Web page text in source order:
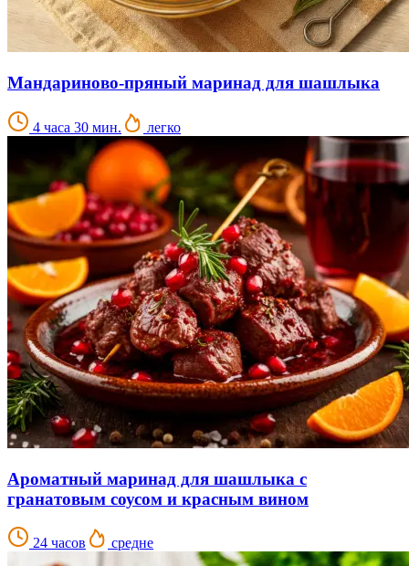
Мандариново-пряный маринад для шашлыка
4 часа 30 мин. легко
Ароматный маринад для шашлыка с
гранатовым соусом и красным вином
24 часов средне